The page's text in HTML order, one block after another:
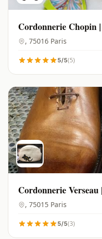
Cordonnerie Chopin
, 75016 Paris
5/5(5)
Cordonnerie Verseau
, 75015 Paris
5/5(3)